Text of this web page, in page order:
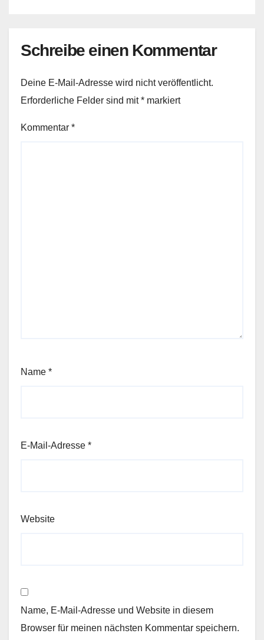
Schreibe einen Kommentar
Deine E-Mail-Adresse wird nicht veröffentlicht.
Erforderliche Felder sind mit* markiert
Kommentar *
Name *
E-Mail-Adresse *
Website
Name, E-Mail-Adresse und Website in diesem
Browser für meinen nächsten Kommentar speichern.